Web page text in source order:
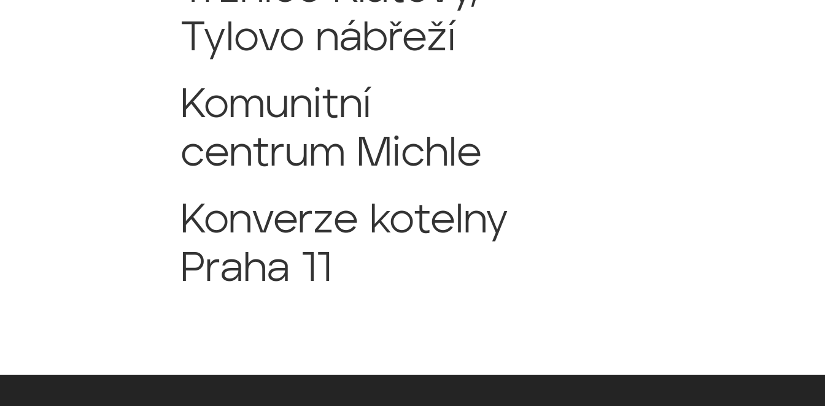
Tylovo nábřeží
Komunitní
centrum Michle
Konverze kotelny
Praha 11